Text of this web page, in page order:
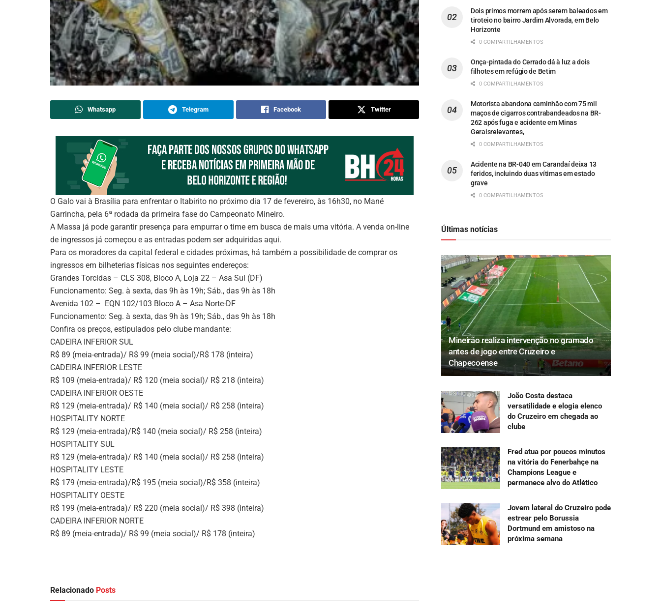
Whatsapp Telegram Facebook Twitter
O Galo vai à Brasília para enfrentar o Itabirito no próximo dia 17 de fevereiro, às 16h30, no Mané
Garrincha, pela 6ª rodada da primeira fase do Campeonato Mineiro.
A Massa já pode garantir presença para empurrar o time em busca de mais uma vitória. A venda on-line
de ingressos já começou e as entradas podem ser adquiridas aqui.
Para os moradores da capital federal e cidades próximas, há também a possibilidade de comprar os
ingressos em bilheterias físicas nos seguintes endereços:
Grandes Torcidas – CLS 308, Bloco A, Loja 22 – Asa Sul (DF)
Funcionamento: Seg. à sexta, das 9h às 19h; Sáb., das 9h às 18h
Avenida 102 – EQN 102/103 Bloco A – Asa Norte-DF
Funcionamento: Seg. à sexta, das 9h às 19h; Sáb., das 9h às 18h
Confira os preços, estipulados pelo clube mandante:
CADEIRA INFERIOR SUL
R$ 89 (meia-entrada)/ R$ 99 (meia social)/R$ 178 (inteira)
CADEIRA INFERIOR LESTE
R$ 109 (meia-entrada)/ R$ 120 (meia social)/ R$ 218 (inteira)
CADEIRA INFERIOR OESTE
R$ 129 (meia-entrada)/ R$ 140 (meia social)/ R$ 258 (inteira)
HOSPITALITY NORTE
R$ 129 (meia-entrada)/R$ 140 (meia social)/ R$ 258 (inteira)
HOSPITALITY SUL
R$ 129 (meia-entrada)/ R$ 140 (meia social)/ R$ 258 (inteira)
HOSPITALITY LESTE
R$ 179 (meia-entrada)/R$ 195 (meia social)/R$ 358 (inteira)
HOSPITALITY OESTE
R$ 199 (meia-entrada)/ R$ 220 (meia social)/ R$ 398 (inteira)
CADEIRA INFERIOR NORTE
R$ 89 (meia-entrada)/ R$ 99 (meia social)/ R$ 178 (inteira)
Relacionado Posts
Dois primos morrem após serem baleados em
tiroteio no bairro Jardim Alvorada, em Belo
Horizonte
0 COMPARTILHAMENTOS
Onça-pintada do Cerrado dá à luz a dois
filhotes em refúgio de Betim
0 COMPARTILHAMENTOS
Motorista abandona caminhão com 75 mil
maços de cigarros contrabandeados na BR-
262 após fuga e acidente em Minas
Geraisrelevantes,
0 COMPARTILHAMENTOS
Acidente na BR-040 em Carandaí deixa 13
feridos, incluindo duas vítimas em estado
grave
0 COMPARTILHAMENTOS
Últimas notícias
Mineirão realiza intervenção no gramado
antes de jogo entre Cruzeiro e
Chapecoense
João Costa destaca
versatilidade e elogia elenco
do Cruzeiro em chegada ao
clube
Fred atua por poucos minutos
na vitória do Fenerbahçe na
Champions League e
permanece alvo do Atlético
Jovem lateral do Cruzeiro pode
estrear pelo Borussia
Dortmund em amistoso na
próxima semana